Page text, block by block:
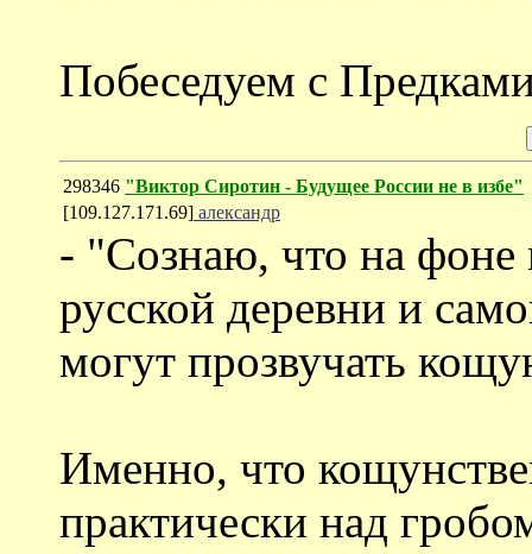
Побеседуем с
298346 "Виктор Сиротин - Будущее России не в избе"
[109.127.171.69] александр
- "Сознаю, что на фоне
русской деревни и
могут прозвучать
Именно, что
практически над